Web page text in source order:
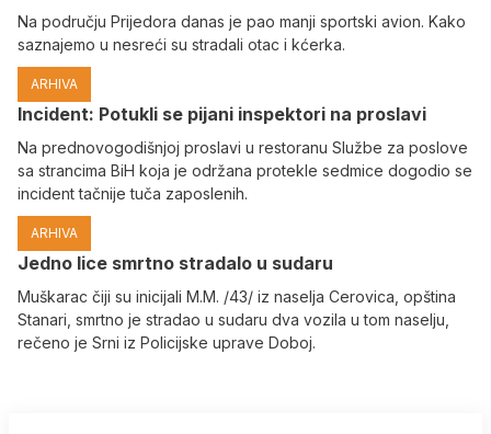
Na području Prijedora danas je pao manji sportski avion. Kako
saznajemo u nesreći su stradali otac i kćerka.
ARHIVA
Incident: Potukli se pijani inspektori na proslavi
Na prednovogodišnjoj proslavi u restoranu Službe za poslove
sa strancima BiH koja je održana protekle sedmice dogodio se
incident tačnije tuča zaposlenih.
ARHIVA
Јedno lice smrtno stradalo u sudaru
Muškarac čiji su inicijali M.M. /43/ iz naselja Cerovica, opština
Stanari, smrtno je stradao u sudaru dva vozila u tom naselju,
rečeno je Srni iz Policijske uprave Doboj.